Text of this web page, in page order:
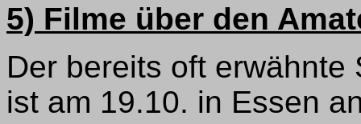
5) Filme über den
Der bereits oft
ist am 19.10. in Essen